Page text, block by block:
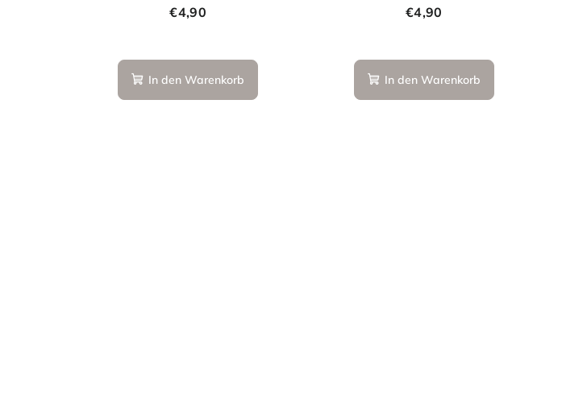
€4,90
In den Warenkorb
€4,90
In den Warenkorb